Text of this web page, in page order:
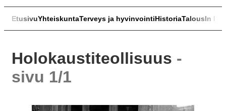
EtusivuYhteiskuntaTerveys ja hyvinvointiHistoriaTalousIn
Holokaustiteollisuus -
sivu 1/1